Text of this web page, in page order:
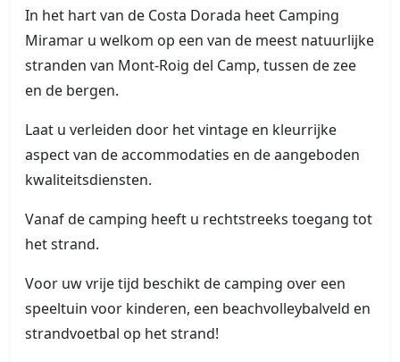
In het hart van de Costa Dorada heet Camping
Miramar u welkom op een van de meest natuurlijke
stranden van Mont-Roig del Camp, tussen de zee
en de bergen.
Laat u verleiden door het vintage en kleurrijke
aspect van de accommodaties en de aangeboden
kwaliteitsdiensten.
Vanaf de camping heeft u rechtstreeks toegang tot
het strand.
Voor uw vrije tijd beschikt de camping over een
speeltuin voor kinderen, een beachvolleybalveld en
strandvoetbal op het strand!